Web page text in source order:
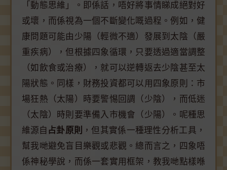
「動態思維」。即係話，唔好將事情睇成絕對好
或壞，而係視為一個不斷變化嘅過程。例如，健
康問題可能由少陽（輕微不適）發展到太陰（嚴
重疾病），但根據四象循環，只要透過適當調整
（如飲食或治療），就可以逆轉返去少陰甚至太
陽狀態。同樣，財務投資都可以用四象原則：市
場狂熱（太陽）時要警惕回調（少陰），而低迷
（太陰）時則要準備入市機會（少陽）。呢種思
維源自 占卦原則
，但其實係一種理性分析工具，
幫我哋避免盲目樂觀或悲觀。總而言之，四象唔
係神秘學說，而係一套實用框架，教我哋點樣喺